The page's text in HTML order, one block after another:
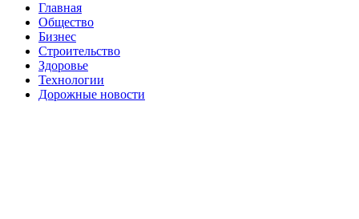
Главная
Общество
Бизнес
Строительство
Здоровье
Технологии
Дорожные новости